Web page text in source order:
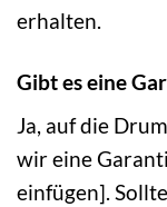
erhalten.
Gibt es eine
Ja, auf die
wir eine
einfügen].